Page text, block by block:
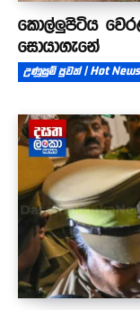
කොල්ලුපිටිය
සොයාගැනේ
උණුසුම් පුවත් | Hot News